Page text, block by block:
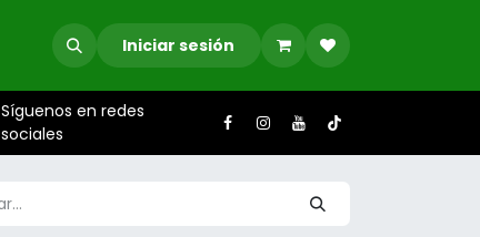
Iniciar sesión
Síguenos en redes
sociales